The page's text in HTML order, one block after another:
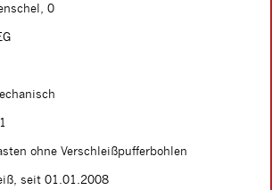
0
ohne Verschleißpufferbohlen
seit 01.01.2008